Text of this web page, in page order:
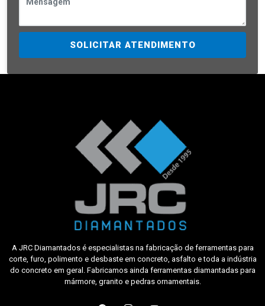
SOLICITAR ATENDIMENTO
A JRC Diamantados é especialistas na fabricação de ferramentas para
corte, furo, polimento e desbaste em concreto, asfalto e toda a indústria
do concreto em geral. Fabricamos ainda ferramentas diamantadas para
mármore, granito e pedras ornamentais.